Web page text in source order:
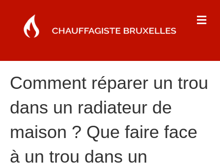
M
e
Comment réparer un trou
dans un radiateur de
maison ? Que faire face
à un trou dans un